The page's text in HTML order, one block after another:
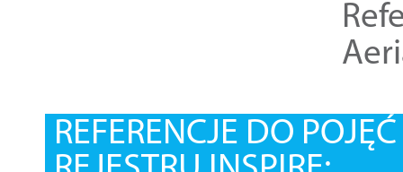
REFERENCJE DO